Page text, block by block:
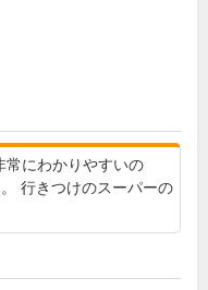
常にわかりやすいの
行きつけのスーパーの